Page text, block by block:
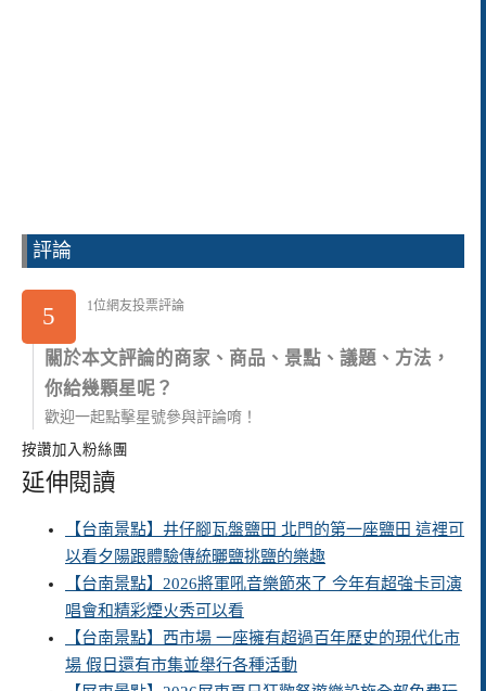
評論
5 1位網友投票評論
關於本文評論的商家、商品、景點、議題、方法，
你給幾顆星呢？
歡迎一起點擊星號參與評論唷！
按讚加入粉絲團
延伸閱讀
【台南景點】井仔腳瓦盤鹽田 北門的第一座鹽田 這裡可
以看夕陽跟體驗傳統曬鹽挑鹽的樂趣
【台南景點】2026將軍吼音樂節來了 今年有超強卡司演
唱會和精彩煙火秀可以看
【台南景點】西市場 一座擁有超過百年歷史的現代化市
場 假日還有市集並舉行各種活動